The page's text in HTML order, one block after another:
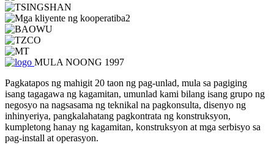
MULA NOONG 1997
Pagkatapos ng mahigit 20 taon ng pag-unlad, mula sa pagiging
isang tagagawa ng kagamitan, umunlad kami bilang isang grupo ng
negosyo na nagsasama ng teknikal na pagkonsulta, disenyo ng
inhinyeriya, pangkalahatang pagkontrata ng konstruksyon,
kumpletong hanay ng kagamitan, konstruksyon at mga serbisyo sa
pag-install at operasyon.